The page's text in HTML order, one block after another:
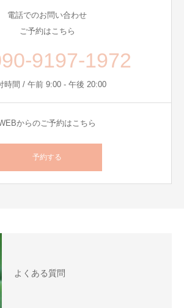
電話でのお問い合わせ
ご予約はこちら
9197-1972
時間 / 午前 9:00 - 午後 20:00
からのご予約はこちら
予約する
よくある質問